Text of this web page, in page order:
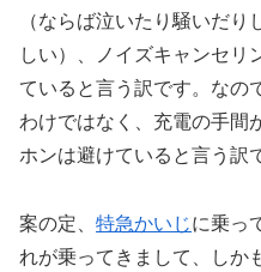
（ならば泣いたり騒いだ
しい）、ノイズキャンセリ
ていると言う訳です。なの
わけではなく、充電の手間
ホンは避けていると言う訳
案の定、 特急かいじに乗っ
れが乗ってきまして、しか